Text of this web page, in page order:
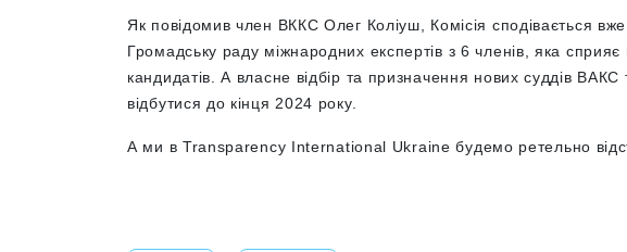
Як повідомив член ВККС Олег Коліуш, Комісія сподівається
Громадську раду міжнародних експертів з 6 членів, яка сприяє
кандидатів. А власне відбір та призначення нових суддів
відбутися до кінця 2024 року.
А ми в Transparency International Ukraine будемо ретельно